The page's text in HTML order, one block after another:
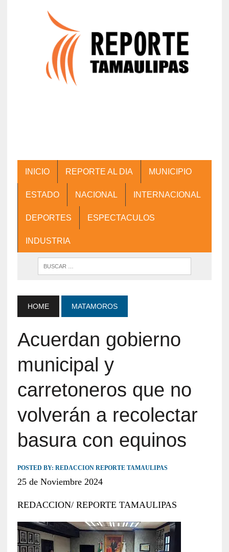
INICIO REPORTE AL DIA MUNICIPIO
ESTADO NACIONAL INTERNACIONAL
DEPORTES ESPECTACULOS
INDUSTRIA
HOME MATAMOROS
Acuerdan gobierno
municipal y
carretoneros que no
volverán a recolectar
basura con equinos
POSTED BY: REDACCION REPORTE TAMAULIPAS
25 de Noviembre 2024
REDACCION/ REPORTE TAMAULIPAS